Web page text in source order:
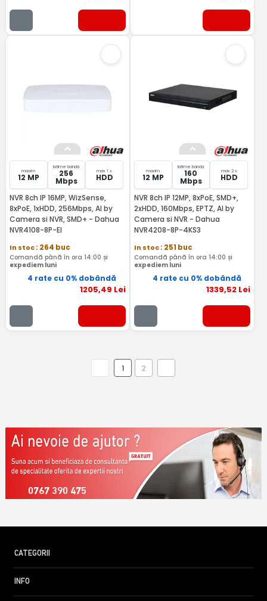
maxim
12 MP
latime banda
256
Mbps
max 1 x
HDD
NVR 8ch IP 16MP, WizSense,
8xPoE, 1xHDD, 256Mbps, AI by
Camera si NVR, SMD+ - Dahua
NVR4108-8P-EI
In stoc: 264 buc
Comandă până în ora 14:00 și
expediem luni
4 rate cu 0% dobândă
1205,49 Lei
maxim
12 MP
latime banda
160
Mbps
max 2 x
HDD
NVR 8ch IP 12MP, 8xPoE, SMD+,
2xHDD, 160Mbps, EPTZ, AI by
Camera si NVR - Dahua
NVR4208-8P-4KS3
In stoc: 251 buc
Comandă până în ora 14:00 și
expediem luni
4 rate cu 0% dobândă
1339,52 Lei
1 2
0767 390 475
CATEGORII
INFO